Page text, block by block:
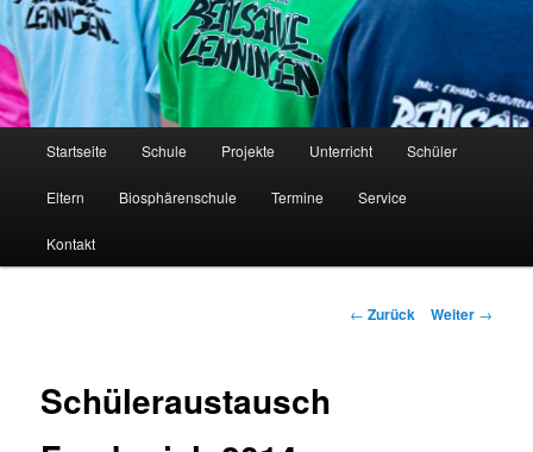
Startseite Schule Projekte Unterricht Schüler
Eltern Biosphärenschule Termine Service
Kontakt
Beitrags-
← Zurück Weiter →
Schüleraustausch